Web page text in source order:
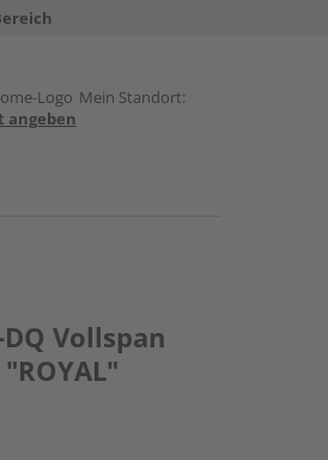
Mein Standort:
angeben
Vollspan